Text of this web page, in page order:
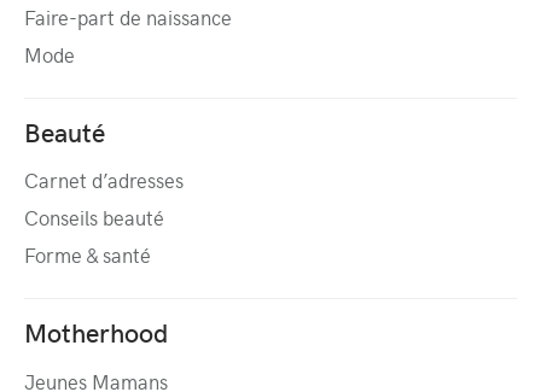
Faire-part de naissance
Mode
Beauté
Carnet d’adresses
Conseils beauté
Forme & santé
Motherhood
Jeunes Mamans